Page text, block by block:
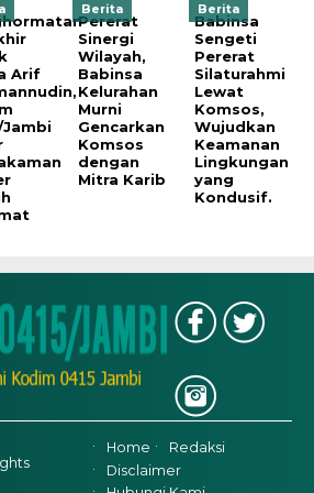
Arif
Jambi
Berita
Pererat
Sinergi
Wilayah,
Babinsa
Kelurahan
Murni
Gencarkan
Komsos
dengan
Mitra Karib
Berita
Babinsa
Sengeti
Pererat
Silaturahmi
Lewat
Komsos,
Wujudkan
Keamanan
Lingkungan
yang
Kondusif.
Home
Redaksi
Disclaimer